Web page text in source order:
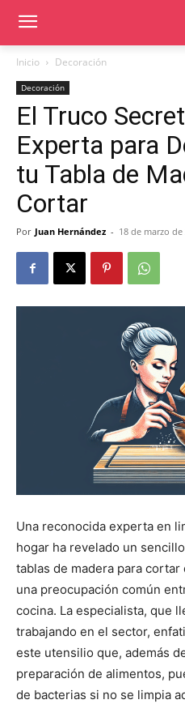
Inicio Decoración
Decoración
El Truco
Experta para
tu Tabla de
Cortar
Por Juan Hernández - 18 de marzo de
Una reconocida experta en
hogar ha revelado un
tablas de madera para
una preocupación común
cocina. La especialista, que
trabajando en el sector,
este utensilio que, además
preparación de alimentos,
de bacterias si no se limpia